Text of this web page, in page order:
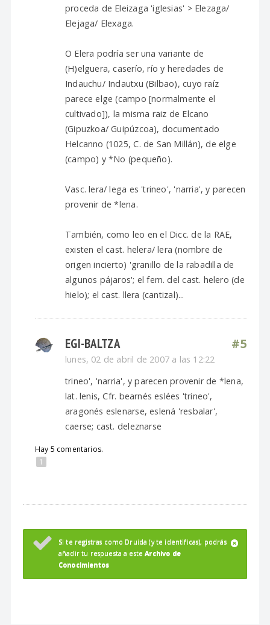
proceda de Eleizaga 'iglesias' > Elezaga/
Elejaga/ Elexaga.
O Elera podría ser una variante de
(H)elguera, caserío, río y heredades de
Indauchu/ Indautxu (Bilbao), cuyo raíz
parece elge (campo [normalmente el
cultivado]), la misma raiz de Elcano
(Gipuzkoa/ Guipúzcoa), documentado
Helcanno (1025, C. de San Millán), de elge
(campo) y *No (pequeño).
Vasc. lera/ lega es 'trineo', 'narria', y parecen
provenir de *lena.
También, como leo en el Dicc. de la RAE,
existen el cast. helera/ lera (nombre de
origen incierto) 'granillo de la rabadilla de
algunos pájaros'; el fem. del cast. helero (de
hielo); el cast. llera (cantizal)...
#5
EGI-BALTZA
lunes, 02 de abril de 2007 a las 12:22
trineo', 'narria', y parecen provenir de *lena,
lat. lenis, Cfr. bearnés eslées 'trineo',
aragonés eslenarse, eslená 'resbalar',
caerse; cast. deleznarse
Hay 5 comentarios.
1
Si te registras como Druida (y te identificas), podrás
añadir tu respuesta a esteArchivo de
Conocimientos